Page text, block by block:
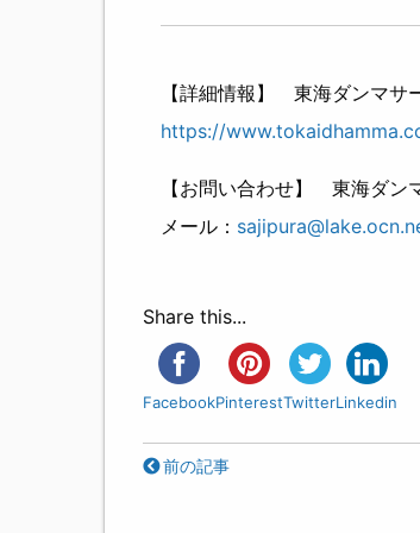
【詳細情報】 東海ダンマサ
https://
【お問い合わせ】 東海ダン
メール：
Share this...
FacebookPinterestTwitterLinkedin
前の記事